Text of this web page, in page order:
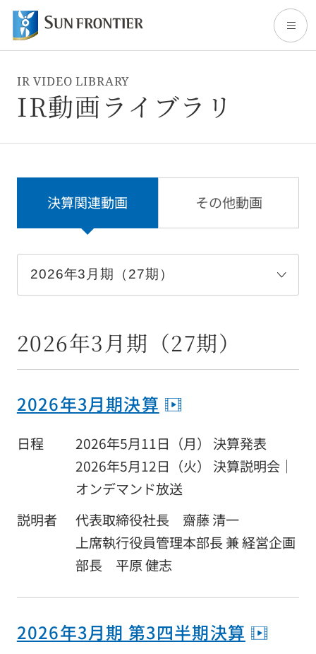
トップ
事業内容
株主・投資家情報
サステナビリティ
アクセス
お問い合わせ
お客様窓口
NEWS
「人の想い」「人の物語」をつづる
日本語 English 繁體中文
IR VIDEO LIBRARY
IR動画ライブラリ
決算関連動画 その他動画
2026年3月期（27期）
2026年3月期決算
日程
2026年5月11日（月） 決算発表
2026年5月12日（火） 決算説明会｜
オンデマンド放送
説明者
代表取締役社長 齋藤 清一
上席執行役員管理本部長 兼 経営企画
部長 平原 健志
2026年3月期 第3四半期決算